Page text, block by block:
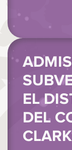
EL
DEL
CLARK